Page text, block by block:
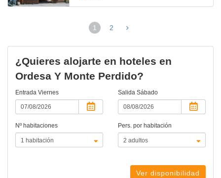
1
(página
2
¿Quieres alojarte en hoteles en
Ordesa Y Monte Perdido?
Entrada Viernes Salida Sábado
Nº habitaciones Pers. por habitación
Ver disponibilidad